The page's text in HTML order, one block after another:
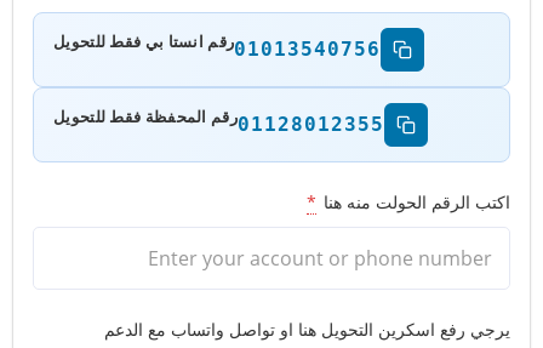
رقم انستا بي فقط للتحويل01013540756
رقم المحفظة فقط للتحويل01128012355
اكتب الرقم الحولت منه هنا *
يرجي رفع اسكرين التحويل هنا او تواصل واتساب مع الدعم